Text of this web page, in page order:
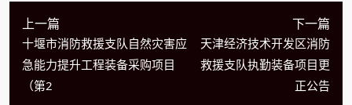
上一篇
十堰市消防救援支队自然灾害应
急能力提升工程装备采购项目
（第2
下一篇
天津经济技术开发区消防
救援支队执勤装备项目更
正公告